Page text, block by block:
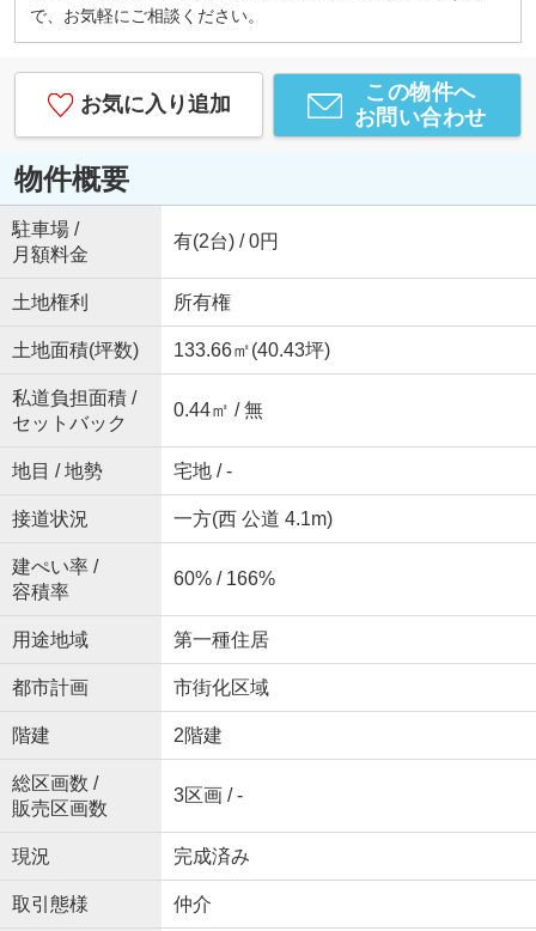
で、お気軽にご相談ください。
お気に入り追加
この物件へ
お問い合わせ
物件概要
駐車場 /
月額料金
有(2台) / 0円
土地権利 所有権
土地面積(坪数) 133.66㎡(40.43坪)
私道負担面積 /
セットバック
0.44㎡ / 無
地目 / 地勢 宅地 / -
接道状況 一方(西 公道 4.1m)
建ぺい率 /
容積率
60% / 166%
用途地域 第一種住居
都市計画 市街化区域
階建 2階建
総区画数 /
販売区画数
3区画 / -
現況 完成済み
取引態様 仲介